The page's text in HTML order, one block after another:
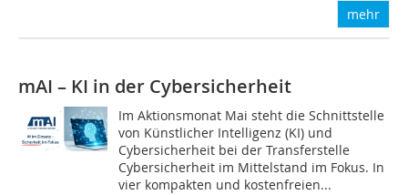
mehr
mAI – KI in der Cybersicherheit
Im Aktionsmonat Mai steht die Schnittstelle
von Künstlicher Intelligenz (KI) und
Cybersicherheit bei der Transferstelle
Cybersicherheit im Mittelstand im Fokus. In
vier kompakten und kostenfreien...